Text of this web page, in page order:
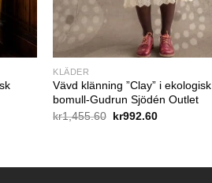
KLÄDER
Vävd klänning ”Clay” i ekologisk
bomull-Gudrun Sjödén Outlet
kr1,455.60 Det
kr992.60Det